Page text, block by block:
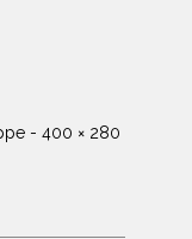
- 400 × 280